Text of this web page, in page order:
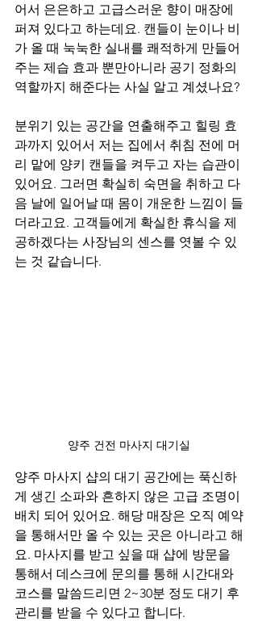
어서 은은하고 고급스러운 향이 매장에
퍼져 있다고 하는데요. 캔들이 눈이나 비
가 올 때 눅눅한 실내를 쾌적하게 만들어
주는 제습 효과 뿐만아니라 공기 정화의
역할까지 해준다는 사실 알고 계셨나요?
분위기 있는 공간을 연출해주고 힐링 효
과까지 있어서 저는 집에서 취침 전에 머
리 맡에 양키 캔들을 켜두고 자는 습관이
있어요. 그러면 확실히 숙면을 취하고 다
음 날에 일어날 때 몸이 개운한 느낌이 들
더라고요. 고객들에게 확실한 휴식을 제
공하겠다는 사장님의 센스를 엿볼 수 있
는 것 같습니다.
양주 건전 마사지 대기실
양주 마사지 샵의 대기 공간에는 푹신하
게 생긴 소파와 흔하지 않은 고급 조명이
배치 되어 있어요. 해당 매장은 오직 예약
을 통해서만 올 수 있는 곳은 아니라고 해
요. 마사지를 받고 싶을 때 샵에 방문을
통해서 데스크에 문의를 통해 시간대와
코스를 말씀드리면 2~30분 정도 대기 후
관리를 받을 수 있다고 합니다.